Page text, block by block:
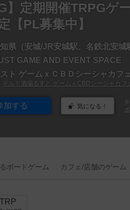
】定期開催TRPG
【PL募集中】
県（安城/JR安城駅、名鉄北安城
GAME AND EVENT SPACE
ト ゲームｘＣＢＤシーシャカフ
ギルド酒場るすと ゲームｘCBDシーシャカフ
加する 気になる！
ボードゲーム カフェ/店舗のゲーム